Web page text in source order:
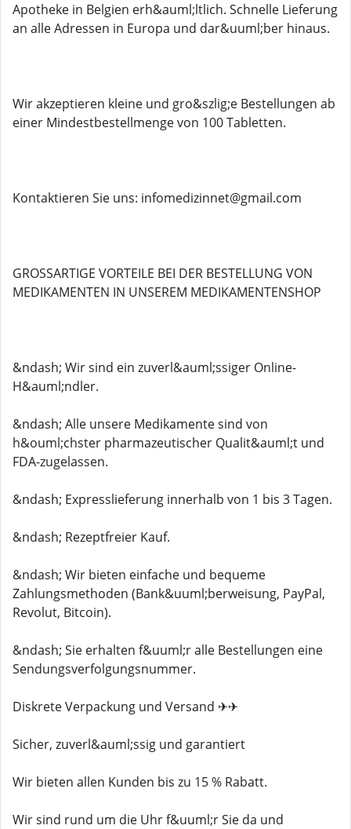
Apotheke in Belgien erh&auml;ltlich. Schnelle Lieferung
an alle Adressen in Europa und dar&uuml;ber hinaus.
Wir akzeptieren kleine und gro&szlig;e Bestellungen ab
einer Mindestbestellmenge von 100 Tabletten.
Kontaktieren Sie uns: infomedizinnet@gmail.com
GROSSARTIGE VORTEILE BEI ​​DER BESTELLUNG VON
MEDIKAMENTEN IN UNSEREM MEDIKAMENTENSHOP
&ndash; Wir sind ein zuverl&auml;ssiger Online-
H&auml;ndler.
&ndash; Alle unsere Medikamente sind von
h&ouml;chster pharmazeutischer Qualit&auml;t und
FDA-zugelassen.
&ndash; Expresslieferung innerhalb von 1 bis 3 Tagen.
&ndash; Rezeptfreier Kauf.
&ndash; Wir bieten einfache und bequeme
Zahlungsmethoden (Bank&uuml;berweisung, PayPal,
Revolut, Bitcoin).
&ndash; Sie erhalten f&uuml;r alle Bestellungen eine
Sendungsverfolgungsnummer.
Diskrete Verpackung und Versand ✈✈
Sicher, zuverl&auml;ssig und garantiert
Wir bieten allen Kunden bis zu 15 % Rabatt.
Wir sind rund um die Uhr f&uuml;r Sie da und